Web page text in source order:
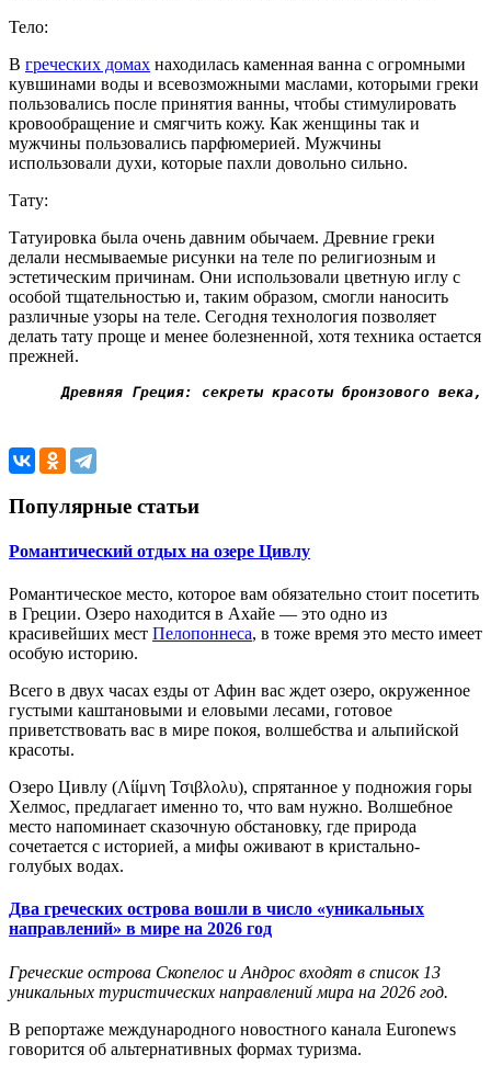
Тело:
В греческих домах находилась каменная ванна с огромными
кувшинами воды и всевозможными маслами, которыми греки
пользовались после принятия ванны, чтобы стимулировать
кровообращение и смягчить кожу. Как женщины так и
мужчины пользовались парфюмерией. Мужчины
использовали духи, которые пахли довольно сильно.
Тату:
Татуировка была очень давним обычаем. Древние греки
делали несмываемые рисунки на теле по религиозным и
эстетическим причинам. Они использовали цветную иглу с
особой тщательностью и, таким образом, смогли наносить
различные узоры на теле. Сегодня технология позволяет
делать тату проще и менее болезненной, хотя техника остается
прежней.
Древняя Греция: секреты красоты бронзового века,
Популярные статьи
Романтический отдых на озере Цивлу
Романтическое место, которое вам обязательно стоит посетить
в Греции. Озеро находится в Ахайе — это одно из
красивейших мест Пелопоннеса, в тоже время это место имеет
особую историю.
Всего в двух часах езды от Афин вас ждет озеро, окруженное
густыми каштановыми и еловыми лесами, готовое
приветствовать вас в мире покоя, волшебства и альпийской
красоты.
Озеро Цивлу (Λίίμνη Τσιβλολυ), спрятанное у подножия горы
Хелмос, предлагает именно то, что вам нужно. Волшебное
место напоминает сказочную обстановку, где природа
сочетается с историей, а мифы оживают в кристально-
голубых водах.
Два греческих острова вошли в число «уникальных
направлений» в мире на 2026 год
Греческие острова Скопелос и Андрос входят в список 13
уникальных туристических направлений мира на 2026 год.
В репортаже международного новостного канала Euronews
говорится об альтернативных формах туризма.